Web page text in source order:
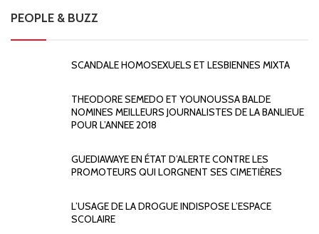
PEOPLE & BUZZ
SCANDALE HOMOSEXUELS ET LESBIENNES MIXTA
THEODORE SEMEDO ET YOUNOUSSA BALDE
NOMINES MEILLEURS JOURNALISTES DE LA BANLIEUE
POUR L’ANNEE 2018
GUEDIAWAYE EN ÉTAT D’ALERTE CONTRE LES
PROMOTEURS QUI LORGNENT SES CIMETIÈRES
L’USAGE DE LA DROGUE INDISPOSE L’ESPACE
SCOLAIRE